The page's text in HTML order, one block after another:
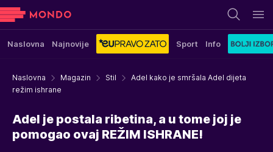
Naslovna Najnovije Sport Info
Naslovna Magazin Stil
Adel kako je smršala Adel dijeta
režim ishrane
Adel je postala ribetina, a u tome joj je
pomogao ovaj REŽIM ISHRANE!